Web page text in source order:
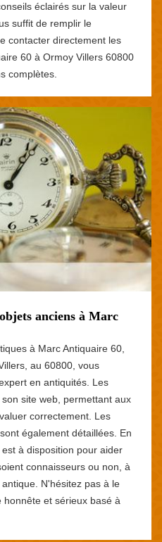
éclairés sur la valeur
suffit de remplir le
contacter directement les
60 à Ormoy Villers 60800
complètes.
anciens à Marc
à Marc Antiquaire 60,
au 60800, vous
en antiquités. Les
site web, permettant aux
correctement. Les
également détaillées. En
à disposition pour aider
connaisseurs ou non, à
N'hésitez pas à le
et sérieux basé à